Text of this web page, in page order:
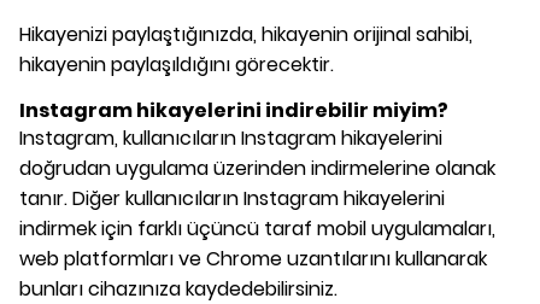
Hikayenizi paylaştığınızda, hikayenin orijinal sahibi,
hikayenin paylaşıldığını görecektir.
Instagram hikayelerini indirebilir miyim?
Instagram, kullanıcıların Instagram hikayelerini
doğrudan uygulama üzerinden indirmelerine olanak
tanır. Diğer kullanıcıların Instagram hikayelerini
indirmek için farklı üçüncü taraf mobil uygulamaları,
web platformları ve Chrome uzantılarını kullanarak
bunları cihazınıza kaydedebilirsiniz.